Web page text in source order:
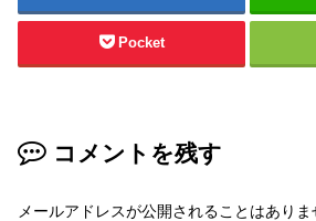
Pocket
コメントを残す
メールアドレスが公開されることはありま